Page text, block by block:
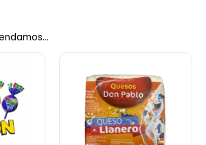
en valorar
Oscuros Caja 30 Und
para publicar una valoración.